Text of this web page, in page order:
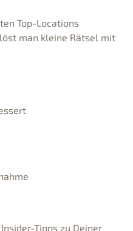
Top-Locations
man kleine Rätsel mit
Tipps zu Deiner